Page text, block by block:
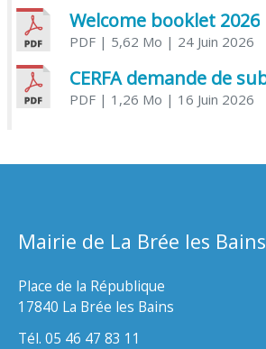
Welcome booklet 2026
PDF| 5,62 Mo | 24 Juin 2026
PDF| 1,26 Mo | 16 Juin 2026
Mairie de La Brée les Bains
Place de la République
17840 La Brée les Bains
Tél. 05 46 47 83 11